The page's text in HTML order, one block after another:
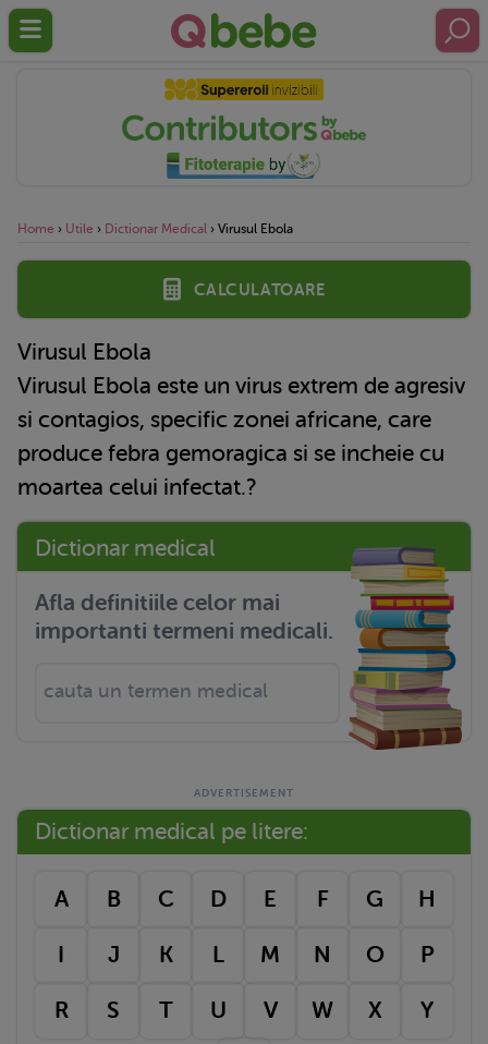
Home › Utile › Dictionar Medical › Virusul Ebola
Calculatoare
Virusul Ebola
Virusul Ebola este un virus extrem de agresiv
si contagios, specific zonei africane, care
produce febra gemoragica si se incheie cu
moartea celui infectat.?
Dictionar medical
Afla definitiile celor mai
importanti termeni medicali.
Dictionar medical pe litere:
A B C D E F G H
I J K L M N O P
R S T U V W X Y